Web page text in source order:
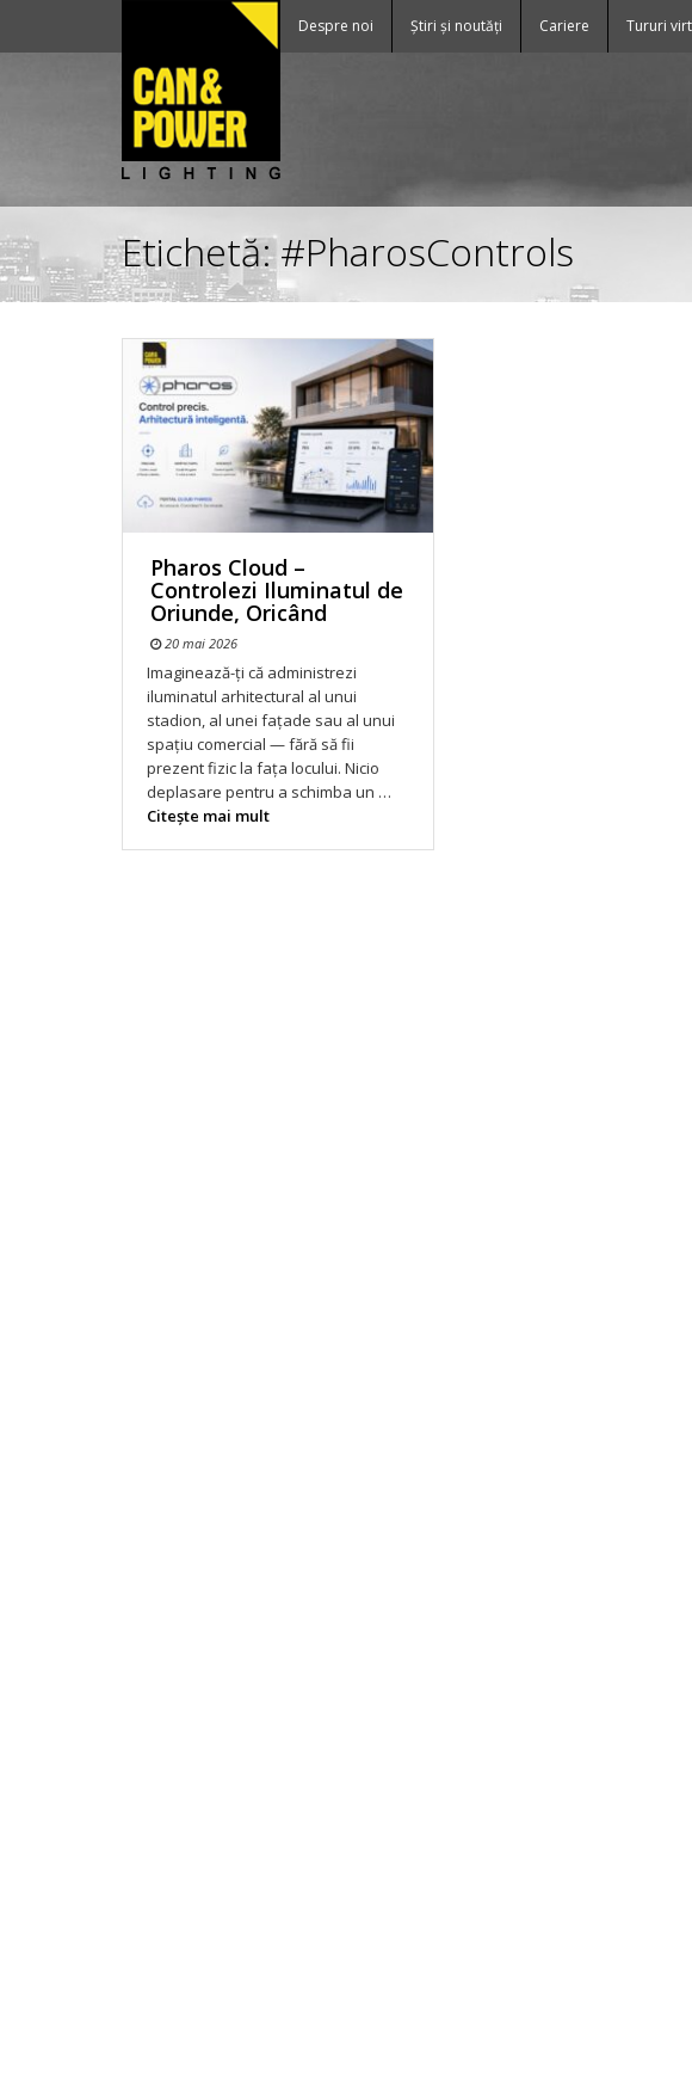
Despre noi Știri și noutăți Cariere Tururi
Etichetă:#PharosControls
Pharos Cloud –
Controlezi Iluminatul de
Oriunde, Oricând
20 mai 2026
Imaginează-ți că administrezi
iluminatul arhitectural al unui
stadion, al unei fațade sau al unui
spațiu comercial — fără să fii
prezent fizic la fața locului. Nicio
deplasare pentru a schimba un …
Citeşte mai mult